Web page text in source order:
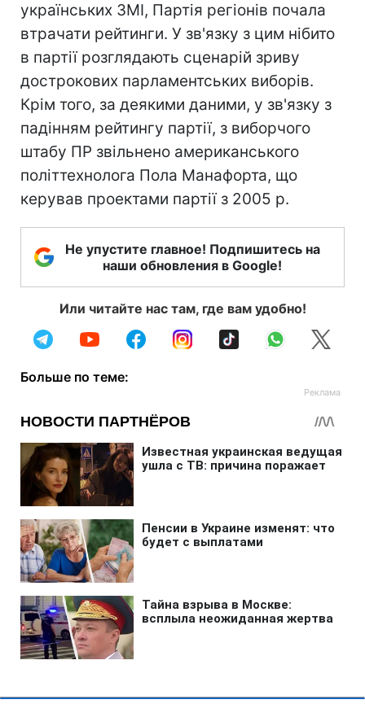
українських ЗМІ, Партія регіонів почала
втрачати рейтинги. У зв'язку з цим нібито
в партії розглядають сценарій зриву
дострокових парламентських виборів.
Крім того, за деякими даними, у зв'язку з
падінням рейтингу партії, з виборчого
штабу ПР звільнено американського
політтехнолога Пола Манафорта, що
керував проектами партії з 2005 р.
Не упустите главное! Подпишитесь на
наши обновления в Google!
Или читайте нас там, где вам удобно!
Больше по теме: